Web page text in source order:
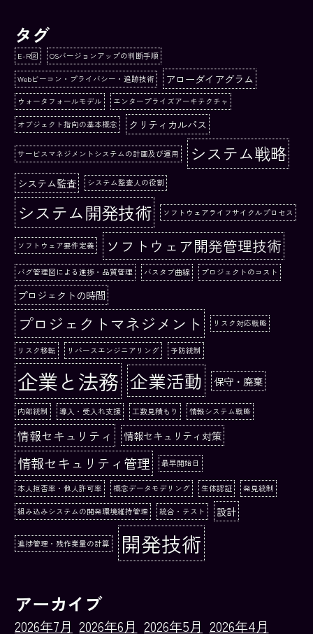
タグ
E-R図 OSバージョンアップの判断手順
Webビーコン・プライバシー・追跡技術 アローダイアグラム
ウォータフォールモデル エンタープライズアーキテクチャ
オブジェクト指向の基本概念 クリティカルパス
サービスマネジメントシステムの計画及び運用 システム戦略
システム監査 システム監査人の役割
システム開発技術 ソフトウェアライフサイクルプロセス
ソフトウェア要件定義 ソフトウェア開発管理技術
バグ管理図による進捗・品質管理 バスタブ曲線 プロジェクトのコスト
プロジェクトの時間
プロジェクトマネジメント リスク対応戦略
リスク移転 リバースエンジニアリング 予防統制
企業と法務 企業活動 保守・廃棄
内部統制 導入・受入れ支援 工数見積もり 情報システム戦略
情報セキュリティ 情報セキュリティ対策
情報セキュリティ管理 最早開始日
本人拒否率・他人許可率 概念データモデリング 生体認証 発見統制
組み込みシステムの開発環境維持管理 統合・テスト 設計
進捗管理・残作業量の計算 開発技術
アーカイブ
2026年7月 2026年6月 2026年5月 2026年4月